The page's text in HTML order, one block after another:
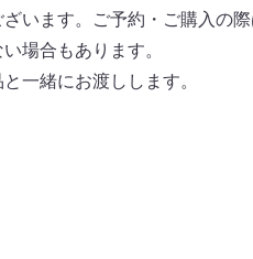
います。ご予約・ご購⼊の
場合もあります。
⼀緒にお渡しします。